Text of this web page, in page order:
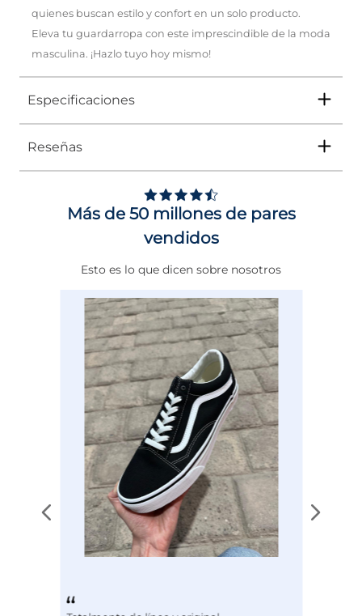
quienes buscan estilo y confort en un solo producto.
Eleva tu guardarropa con este imprescindible de la moda
masculina. ¡Hazlo tuyo hoy mismo!
Especificaciones
Tipo
Género Hombre
DE 0 A 4 cms
NORMAL
NEGRO
Reseñas
Más de 50 millones de pares
vendidos
Esto es lo que dicen sobre nosotros